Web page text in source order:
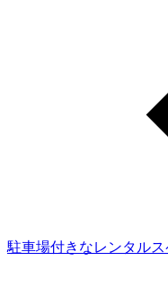
駐車場付きなレンタルス